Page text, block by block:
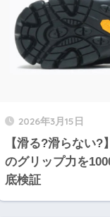
2026年3月15日
【滑る?滑らない
のグリップ力を
底検証